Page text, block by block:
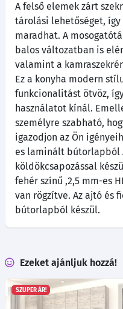
A felső elemek zárt
tárolási lehetőséget,
maradhat. A
balos változatban is
valamint a
Ez a konyha modern
funkcionalitást ötvöz,
használatot kínál.
személyre szabható,
igazodjon az Ön
es laminált bútorlapból
köldökcsapozással
fehér színű ,2,5 mm-es
van rögzítve. Az ajtó és
bútorlapból készül.
Ezeket ajánljuk hozzá!
SZUPER ÁR!